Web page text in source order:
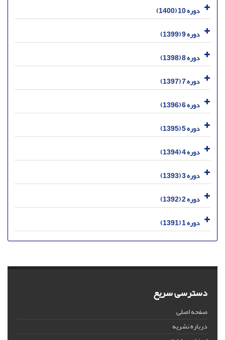
دوره 10 (1400)
دوره 9 (1399)
دوره 8 (1398)
دوره 7 (1397)
دوره 6 (1396)
دوره 5 (1395)
دوره 4 (1394)
دوره 3 (1393)
دوره 2 (1392)
دوره 1 (1391)
دسترسی سریع
صفحه اصلی
درباره نشریه